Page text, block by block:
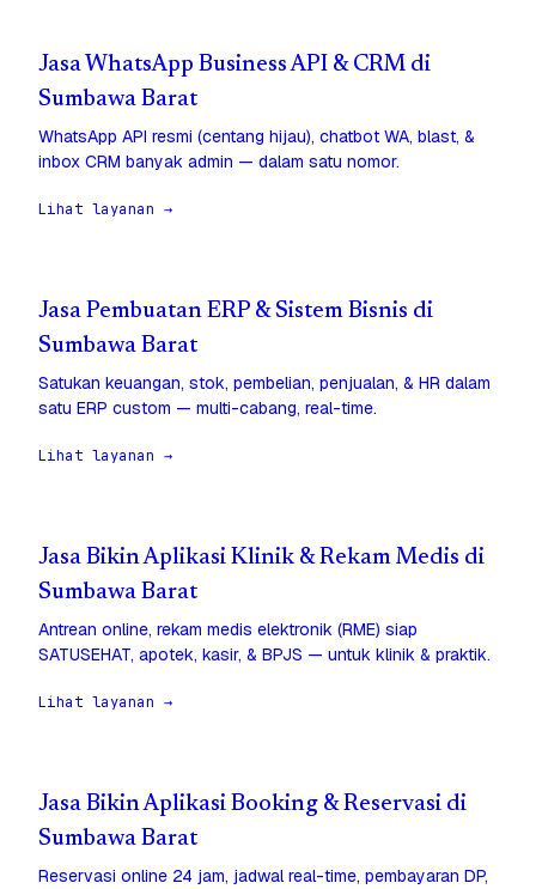
Jasa WhatsApp Business API & CRM di
Sumbawa Barat
WhatsApp API resmi (centang hijau), chatbot WA, blast, &
inbox CRM banyak admin — dalam satu nomor.
Lihat layanan →
Jasa Pembuatan ERP & Sistem Bisnis di
Sumbawa Barat
Satukan keuangan, stok, pembelian, penjualan, & HR dalam
satu ERP custom — multi-cabang, real-time.
Lihat layanan →
Jasa Bikin Aplikasi Klinik & Rekam Medis di
Sumbawa Barat
Antrean online, rekam medis elektronik (RME) siap
SATUSEHAT, apotek, kasir, & BPJS — untuk klinik & praktik.
Lihat layanan →
Jasa Bikin Aplikasi Booking & Reservasi di
Sumbawa Barat
Reservasi online 24 jam, jadwal real-time, pembayaran DP,